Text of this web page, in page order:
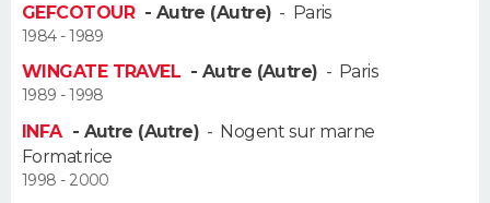
Dictionnaire
Biographies
Citations
Expressions
Proverbes
PROGRAMME TV
COPAINS D'AVANT
AVIS DE DÉCÈS
FORUM
GEFCOTOUR - Autre (Autre) - Paris
1984 - 1989
WINGATE TRAVEL - Autre (Autre) - Paris
1989 - 1998
INFA - Autre (Autre) - Nogent sur marne
Formatrice
1998 - 2000